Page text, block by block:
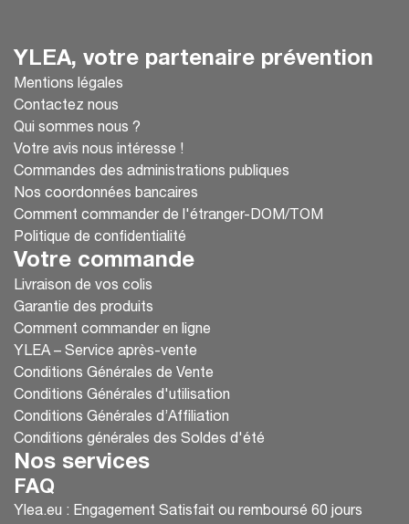
YLEA, votre partenaire prévention
Mentions légales
Contactez nous
Qui sommes nous ?
Votre avis nous intéresse !
Commandes des administrations publiques
Nos coordonnées bancaires
Comment commander de l'étranger-DOM/TOM
Politique de confidentialité
Votre commande
Livraison de vos colis
Garantie des produits
Comment commander en ligne
YLEA – Service après-vente
Conditions Générales de Vente
Conditions Générales d'utilisation
Conditions Générales d’Affiliation
Conditions générales des Soldes d'été
Nos services
FAQ
Ylea.eu : Engagement Satisfait ou remboursé 60 jours